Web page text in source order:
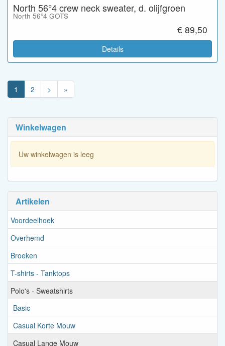
Winkelwagen
Uw winkelwagen is leeg
Artikelen
Voordeelhoek
Overhemd
Broeken
T-shirts - Tanktops
Polo's - Sweatshirts
Basic
Casual Korte Mouw
Casual Lange Mouw
North 56°4 crew neck sweater, d. olijfgroen
North 56°4 GOTS
€ 89,50
Details
1 2 > »